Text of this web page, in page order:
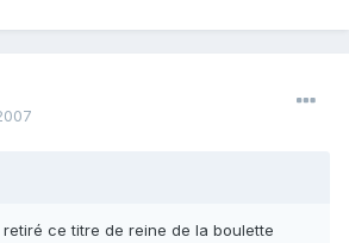
ce titre de reine de la boulette